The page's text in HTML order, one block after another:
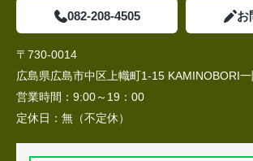
082-208-4505 お
〒730-0014
広島県広島市中区上幟町1-15 KAMINOBORI
営業時間： 9:00～19：00
定休日： 無（不定休）